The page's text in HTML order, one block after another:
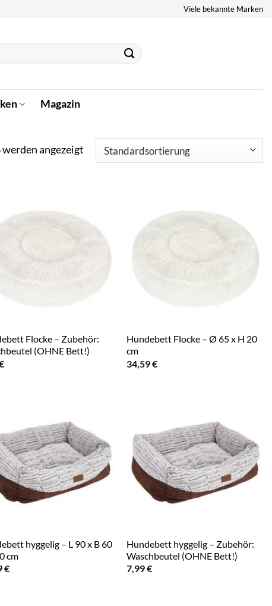
Viele bekannte Marken
Magazin
werden angezeigt
Flocke – Zubehör:
(OHNE Bett!)
Hundebett Flocke – Ø 65 x H 20
cm
34,59€
hyggelig – L 90 x B 60
cm
€
Hundebett hyggelig – Zubehör:
Waschbeutel (OHNE Bett!)
7,99€